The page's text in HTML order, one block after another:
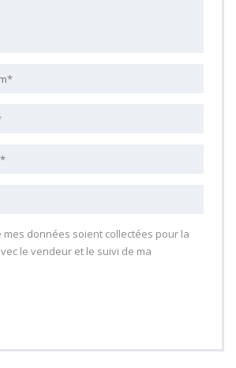
mes données soient collectées pour la
le vendeur et le suivi de ma